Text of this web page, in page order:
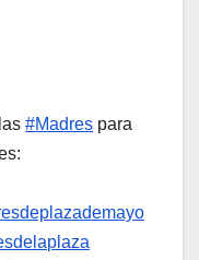
#Madres para